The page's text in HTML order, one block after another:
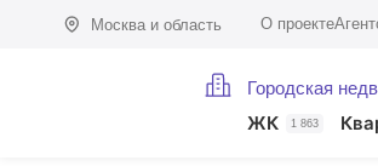
Москва и область О проекте
Городская
ЖК 1 863